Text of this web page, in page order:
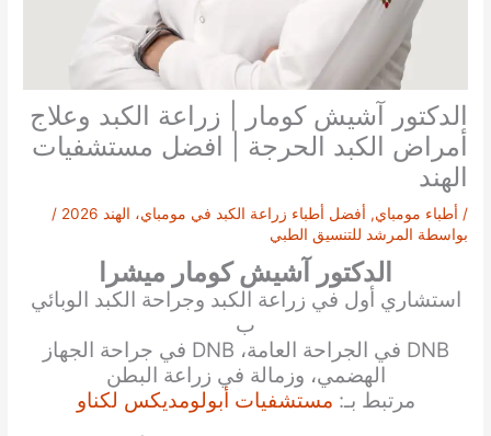
الدكتور آشيش كومار | زراعة الكبد وعلاج
أمراض الكبد الحرجة | افضل مستشفيات
الهند
/ أطباء مومباي, أفضل أطباء زراعة الكبد في مومباي، الهند 2026
/
بواسطة المرشد للتنسيق الطبي
الدكتور آشيش كومار ميشرا
استشاري أول في زراعة الكبد وجراحة الكبد الوبائي
ب
DNB في الجراحة العامة، DNB في جراحة الجهاز
الهضمي، وزمالة في زراعة البطن
مرتبط بـ: مستشفيات أبولومديكس لكناو